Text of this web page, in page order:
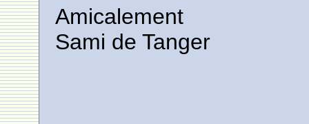
Amicalement
Sami de Tanger